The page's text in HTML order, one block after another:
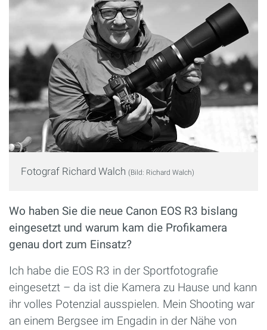
Fotograf Richard Walch (Bild: Richard Walch)
Wo haben Sie die neue Canon EOS R3 bislang
eingesetzt und warum kam die Profikamera
genau dort zum Einsatz?
Ich habe die EOS R3 in der Sportfotografie
eingesetzt – da ist die Kamera zu Hause und kann
ihr volles Potenzial ausspielen. Mein Shooting war
an einem Bergsee im Engadin in der Nähe von